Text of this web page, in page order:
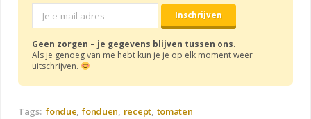
Geen zorgen – je gegevens blijven tussen ons.
Als je genoeg van me hebt kun je je op elk moment weer
uitschrijven.
Tags: fondue fonduen recept tomaten